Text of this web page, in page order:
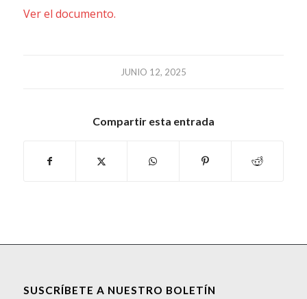
Ver el documento.
JUNIO 12, 2025
Compartir esta entrada
SUSCRÍBETE A NUESTRO BOLETÍN